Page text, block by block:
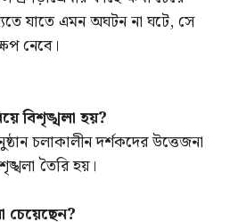
যাতে এমন অঘটন না ঘটে, সে
নেবে।
বিশৃঙ্খলা হয়?
চলাকালীন দর্শকদের উত্তেজনা
তৈরি হয়।
চেয়েছেন?